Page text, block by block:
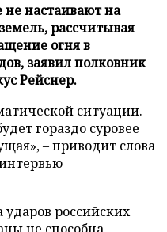
настаивают на
рассчитывая
огня в
заявил полковник
Рейснер.
ситуации.
гораздо суровее
– приводит слова
российских